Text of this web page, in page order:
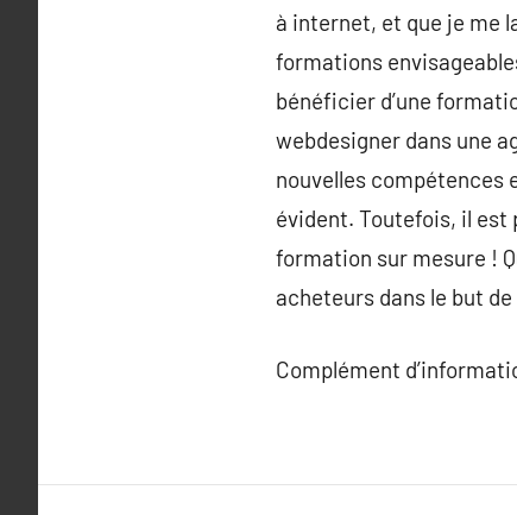
à internet, et que je me
formations
bénéficier d’une
webdesigner dans une
nouvelles compétences
évident. Toutefois, il est
formation sur mesure !
acheteurs dans le but
Complément